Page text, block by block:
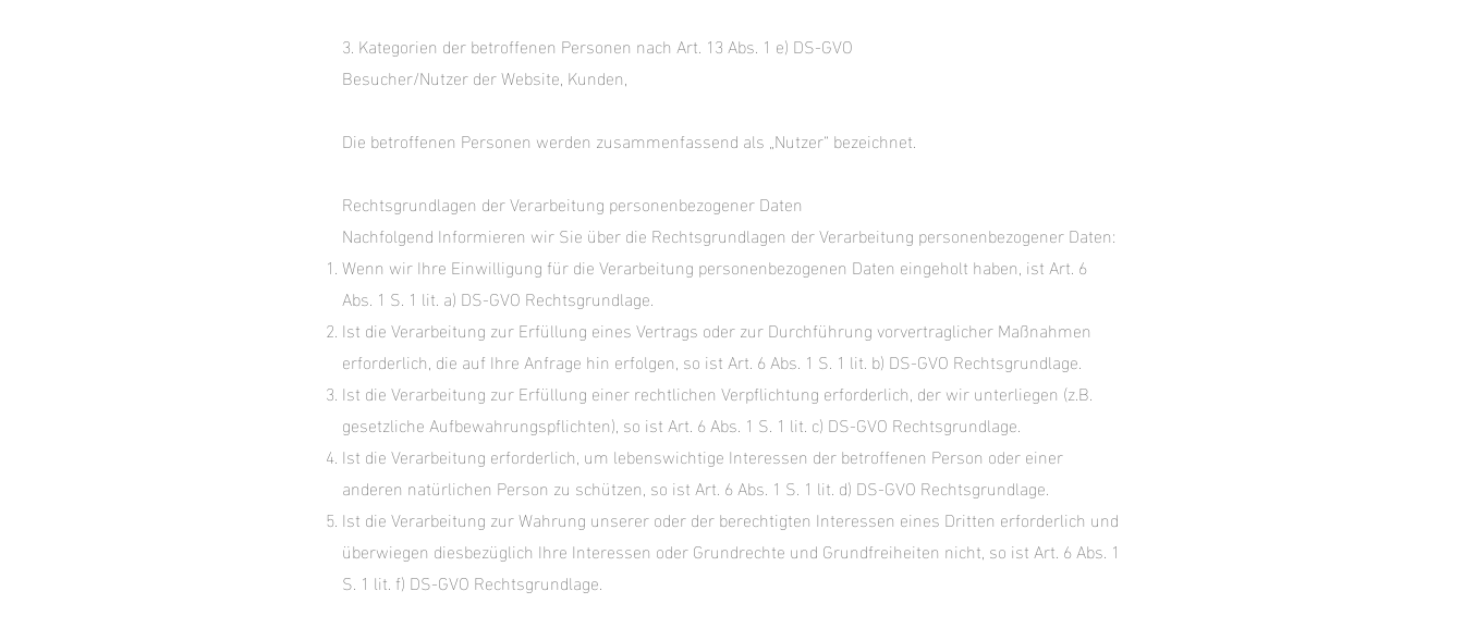
3. Kategorien der betroffenen Personen nach Art. 13 Abs. 1 e) DS-GVO
Besucher/Nutzer der Website, Kunden,
Die betroffenen Personen werden zusammenfassend als „Nutzer“ bezeichnet.
Rechtsgrundlagen der Verarbeitung personenbezogener Daten
Nachfolgend Informieren wir Sie über die Rechtsgrundlagen der Verarbeitung personenbezogener Daten:
Wenn wir Ihre Einwilligung für die Verarbeitung personenbezogenen Daten eingeholt haben, ist Art. 6
Abs. 1 S. 1 lit. a) DS-GVO Rechtsgrundlage.
Ist die Verarbeitung zur Erfüllung eines Vertrags oder zur Durchführung vorvertraglicher Maßnahmen
erforderlich, die auf Ihre Anfrage hin erfolgen, so ist Art. 6 Abs. 1 S. 1 lit. b) DS-GVO Rechtsgrundlage.
Ist die Verarbeitung zur Erfüllung einer rechtlichen Verpflichtung erforderlich, der wir unterliegen (z.B.
gesetzliche Aufbewahrungspflichten), so ist Art. 6 Abs. 1 S. 1 lit. c) DS-GVO Rechtsgrundlage.
Ist die Verarbeitung erforderlich, um lebenswichtige Interessen der betroffenen Person oder einer
anderen natürlichen Person zu schützen, so ist Art. 6 Abs. 1 S. 1 lit. d) DS-GVO Rechtsgrundlage.
Ist die Verarbeitung zur Wahrung unserer oder der berechtigten Interessen eines Dritten erforderlich und
überwiegen diesbezüglich Ihre Interessen oder Grundrechte und Grundfreiheiten nicht, so ist Art. 6 Abs. 1
S. 1 lit. f) DS-GVO Rechtsgrundlage.